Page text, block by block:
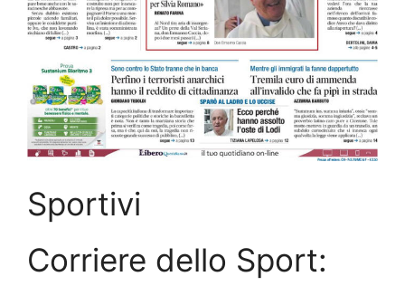
Sportivi
Corriere dello Sport: